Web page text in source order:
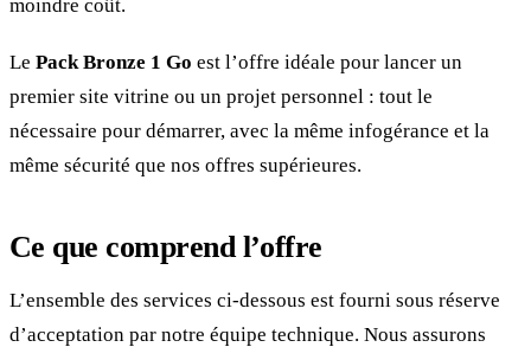
moindre coût.
Le Pack Bronze 1 Go est l’offre idéale pour lancer un
premier site vitrine ou un projet personnel : tout le
nécessaire pour démarrer, avec la même infogérance et la
même sécurité que nos offres supérieures.
Ce que comprend l’offre
L’ensemble des services ci-dessous est fourni sous réserve
d’acceptation par notre équipe technique. Nous assurons